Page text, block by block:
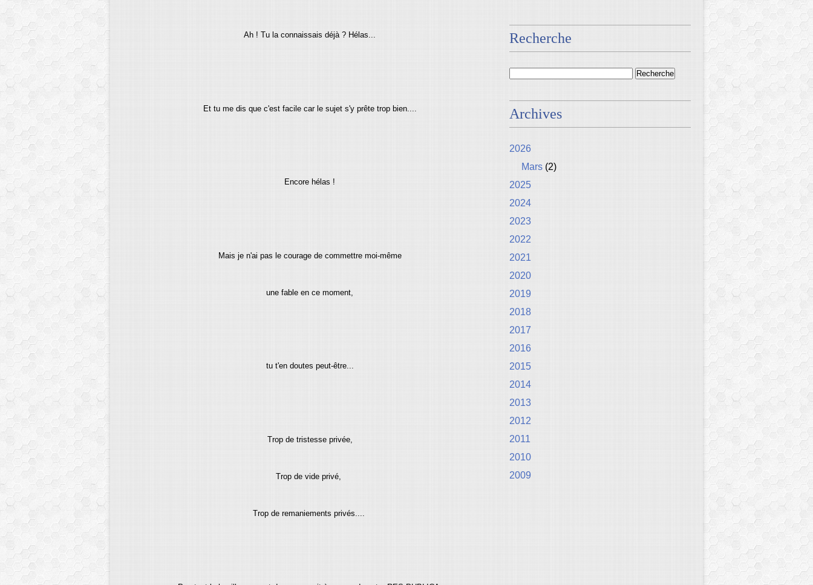
Ah ! Tu la connaissais déjà ? Hélas...
Et tu me dis que c'est facile car le sujet s'y prête trop bien....
Encore hélas !
Mais je n'ai pas le courage de commettre moi-même
une fable en ce moment,
tu t'en doutes peut-être...
Trop de tristesse privée,
Trop de vide privé,
Trop de remaniements privés....
Recherche
Archives
2026
Mars (2)
2025
2024
2023
2022
2021
2020
2019
2018
2017
2016
2015
2014
2013
2012
2011
2010
2009